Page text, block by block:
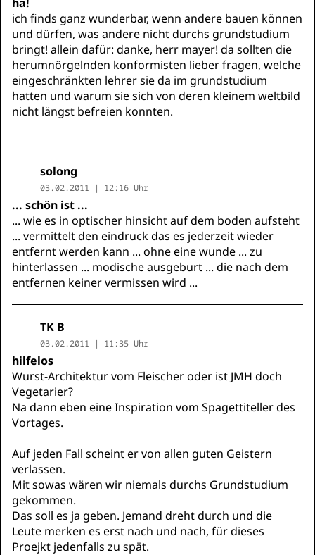
ich finds ganz wunderbar, wenn andere bauen können
und dürfen, was andere nicht durchs grundstudium
bringt! allein dafür: danke, herr mayer! da sollten die
herumnörgelnden konformisten lieber fragen, welche
eingeschränkten lehrer sie da im grundstudium
hatten und warum sie sich von deren kleinem weltbild
nicht längst befreien konnten.
solong
03.02.2011 | 12:16 Uhr
... schön ist ...
... wie es in optischer hinsicht auf dem boden aufsteht
... vermittelt den eindruck das es jederzeit wieder
entfernt werden kann ... ohne eine wunde ... zu
hinterlassen ... modische ausgeburt ... die nach dem
entfernen keiner vermissen wird ...
TK B
03.02.2011 | 11:35 Uhr
hilfelos
Wurst-Architektur vom Fleischer oder ist JMH doch
Vegetarier?
Na dann eben eine Inspiration vom Spagettiteller des
Vortages.
Auf jeden Fall scheint er von allen guten Geistern
verlassen.
Mit sowas wären wir niemals durchs Grundstudium
gekommen.
Das soll es ja geben. Jemand dreht durch und die
Leute merken es erst nach und nach, für dieses
Proejkt jedenfalls zu spät.